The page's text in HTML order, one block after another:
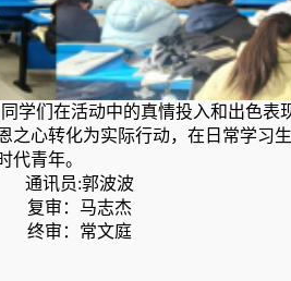
学们在活动中的真情投入和出色表
心转化为实际行动，在日常学习
代青年。
通讯员:郭波波
复审：马志杰
终审：常文庭